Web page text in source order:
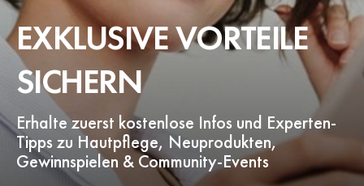
EXKLUSIVE VORTEILE
SICHERN
Erhalte zuerst kostenlose Infos und Experten-
Tipps zu Hautpflege, Neuprodukten,
Gewinnspielen & Community-Events